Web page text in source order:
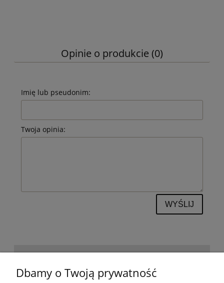
Opinie o produkcie (0)
Imię lub pseudonim:
Twoja opinia:
WYŚLIJ
Dbamy o Twoją prywatność